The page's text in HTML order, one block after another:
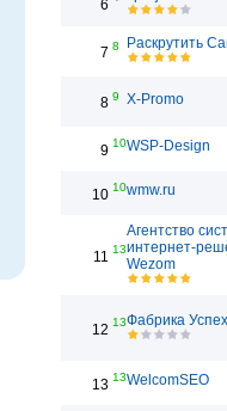
6
7 8 Раскрутить
8 9 X-Promo
9 10WSP-Design
10 10wmw.ru
11 13
Агентство
интернет-
Wezom
12 13Фабрика
13 13WelcomSEO